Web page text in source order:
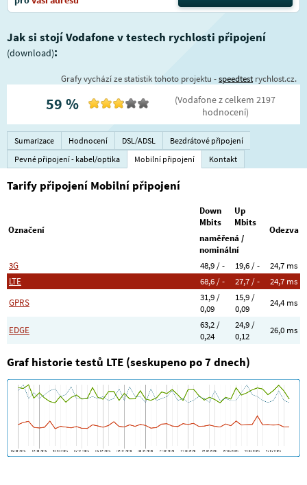
Jak si stojí Vodafone v testech rychlosti připojení
(download):
Grafy vychází ze statistik tohoto projektu -speedtestrychlost.cz.
59 % (Vodafonez celkem 2197
hodnocení)
Sumarizace Hodnocení DSL/ADSL
Bezdrátové připojení
Pevné připojení - kabel/optika
Mobilní připojení Kontakt
Tarify připojení Mobilní připojení
Označení
Down
Mbits
Up
Mbits
Odezva
naměřená /
nominální
3G
48,9 / - 19,6 / -
24,7 ms
LTE
68,6 / - 27,7 / -
24,7 ms
GPRS
31,9 /
0,09
15,9 /
0,09
24,4 ms
EDGE
63,2 /
0,24
24,9 /
0,12
26,0 ms
Graf historie testů LTE (seskupeno po 7 dnech)